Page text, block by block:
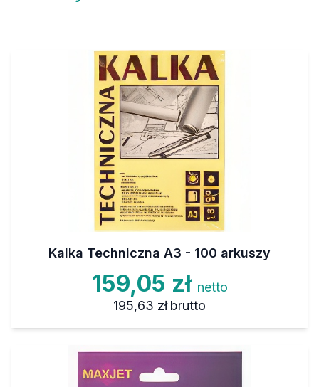
Kalka Techniczna A3 - 100 arkuszy
159,05 zł netto
195,63 zł brutto